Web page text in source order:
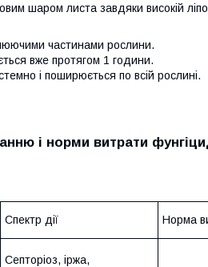
шаром листа завдяки високій
частинами рослини.
вже протягом 1 години.
і поширюється по всій рослині.
і норми витрати
Спектр дії Норма
Септоріоз, іржа,